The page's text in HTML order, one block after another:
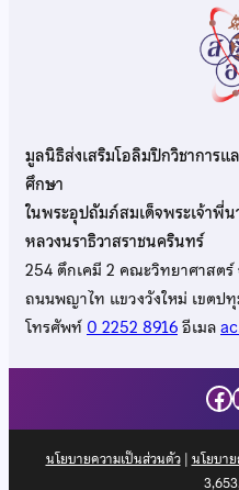
มูลนิธิส่งเสริมโอลิมปิกวิชาการ
ศึกษา
ในพระอุปถัมภ์สมเด็จพระเจ้าพี่
หลวงนราธิวาสราชนครินทร์
254 ตึกเคมี 2 คณะวิทยาศาสต
ถนนพญาไท แขวงวังใหม่ เขตป
โทรศัพท์0 2252 8916อีเมล
นโยบายความเป็นส่วนตัว| นโยบา